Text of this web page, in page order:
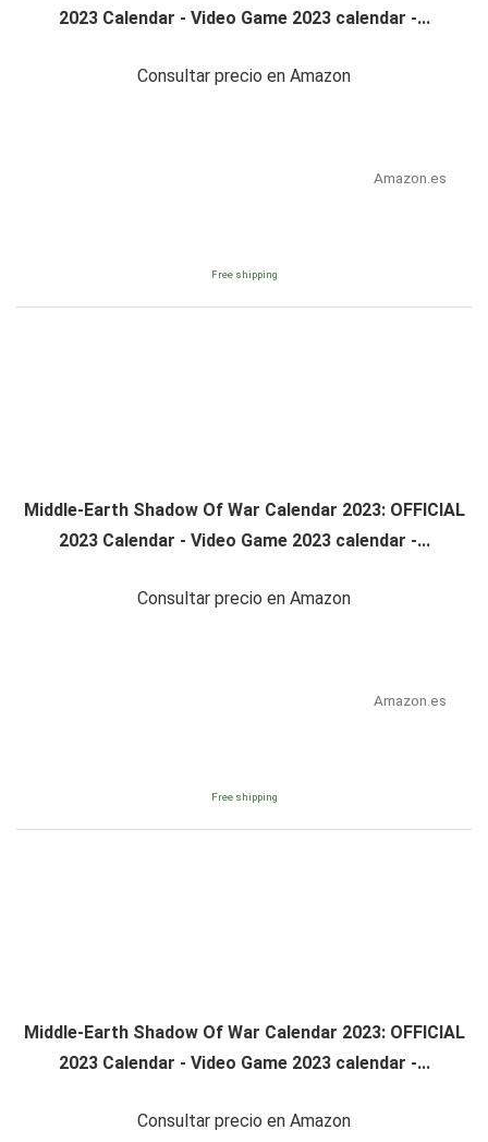
2023 Calendar - Video Game 2023 calendar -...
Consultar precio en Amazon
Amazon.es
Free shipping
Middle-Earth Shadow Of War Calendar 2023: OFFICIAL
2023 Calendar - Video Game 2023 calendar -...
Consultar precio en Amazon
Amazon.es
Free shipping
Middle-Earth Shadow Of War Calendar 2023: OFFICIAL
2023 Calendar - Video Game 2023 calendar -...
Consultar precio en Amazon